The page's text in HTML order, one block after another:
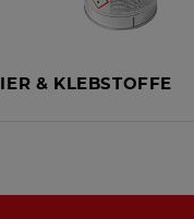
& KLEBSTOFFE